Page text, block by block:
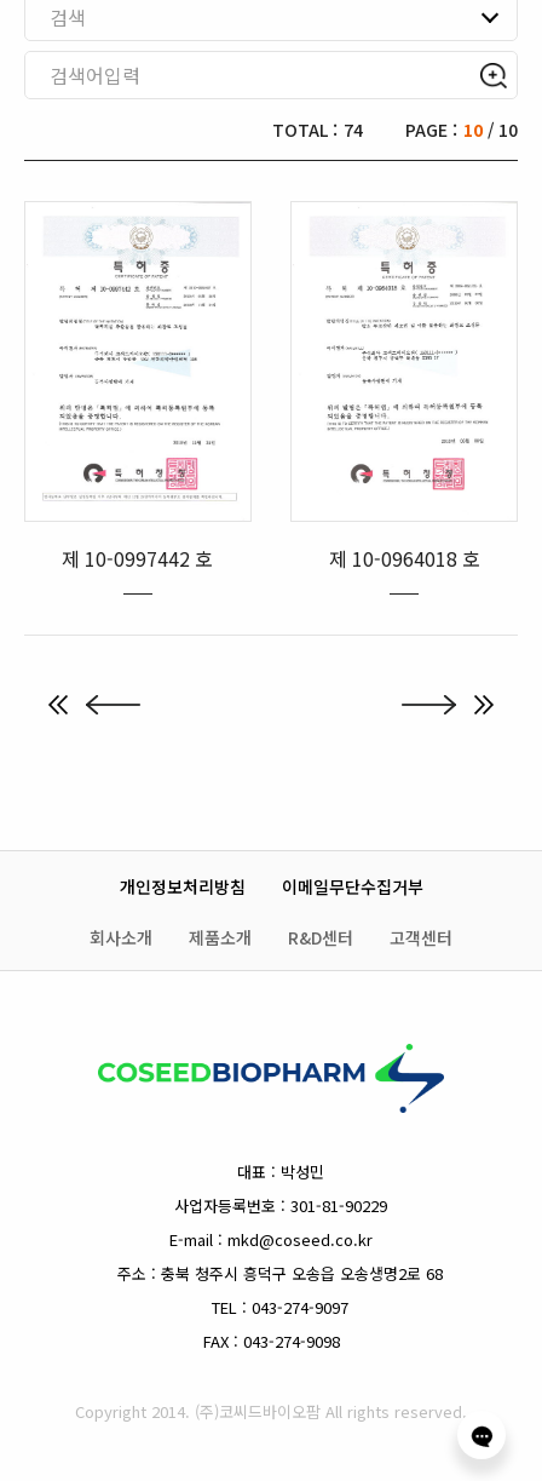
검색
TOTAL : 74 PAGE : 10 / 10
제 10-0997442 호 제 10-0964018 호
개인정보처리방침 이메일무단수집거부
회사소개 제품소개 R&D센터 고객센터
대표 : 박성민
사업자등록번호 : 301-81-90229
E-mail : mkd@coseed.co.kr
주소 : 충북 청주시 흥덕구 오송읍 오송생명2로 68
TEL : 043-274-9097
FAX : 043-274-9098
Copyright 2014. (주)코씨드바이오팜 All rights reserved.